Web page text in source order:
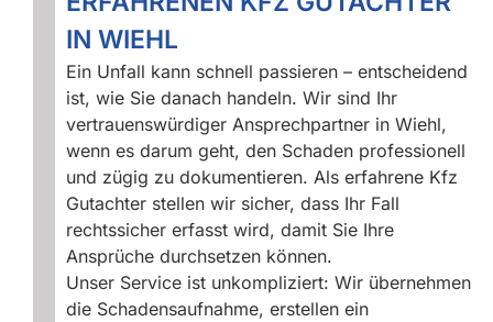
IN WIEHL
Ein Unfall kann schnell passieren – entscheidend
ist, wie Sie danach handeln. Wir sind Ihr
vertrauenswürdiger Ansprechpartner in Wiehl,
wenn es darum geht, den Schaden professionell
und zügig zu dokumentieren. Als erfahrene Kfz
Gutachter stellen wir sicher, dass Ihr Fall
rechtssicher erfasst wird, damit Sie Ihre
Ansprüche durchsetzen können.
Unser Service ist unkompliziert: Wir übernehmen
die Schadensaufnahme, erstellen ein